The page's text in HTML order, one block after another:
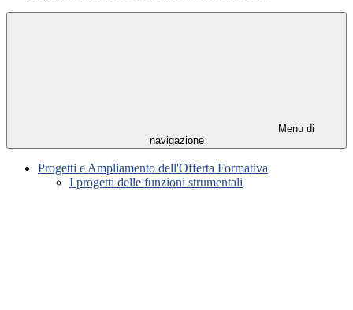
Menu di
navigazione
Progetti e Ampliamento dell'Offerta Formativa
I progetti delle funzioni strumentali